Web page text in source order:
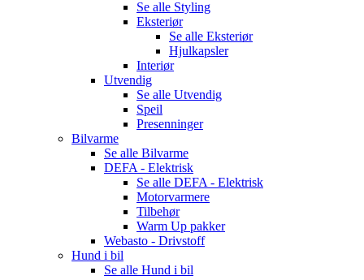
Se alle Styling
Eksteriør
Se alle Eksteriør
Hjulkapsler
Interiør
Utvendig
Se alle Utvendig
Speil
Presenninger
Bilvarme
Se alle Bilvarme
DEFA - Elektrisk
Se alle DEFA - Elektrisk
Motorvarmere
Tilbehør
Warm Up pakker
Webasto - Drivstoff
Hund i bil
Se alle Hund i bil